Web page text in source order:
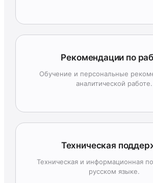
Рекомендации по
Обучение и персональные
аналитической работе.
Техническая
Техническая и информационная
русском языке.